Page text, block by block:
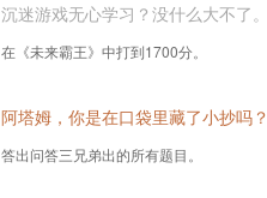
沉迷游戏无心学习？没什么大不了。
在《未来霸王》中打到1700分。
阿塔姆，你是在口袋里藏了小抄吗？
答出问答三兄弟出的所有题目。